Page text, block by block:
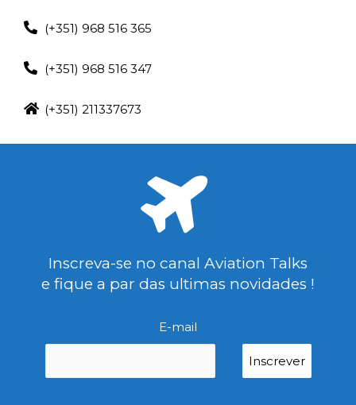
(+351) 968 516 365
(+351) 968 516 347
(+351) 211337673
Inscreva-se no canal Aviation Talks
e fique a par das ultimas novidades !
E-mail